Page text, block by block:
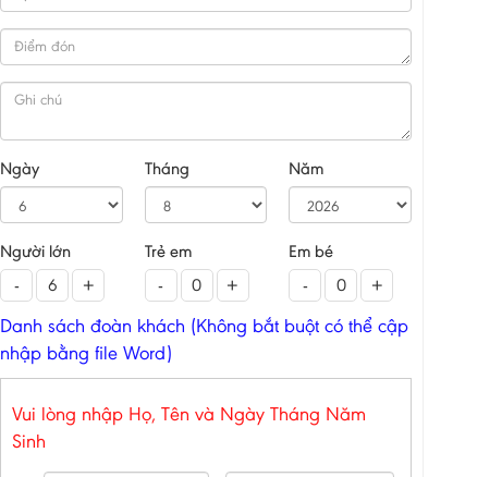
Ngày Tháng Năm
Người lớn
+
-
Trẻ em
+
-
Em bé
+
-
Danh sách đoàn khách (Không bắt buột có thể cập
nhập bằng file Word)
Vui lòng nhập Họ, Tên và Ngày Tháng Năm
Sinh